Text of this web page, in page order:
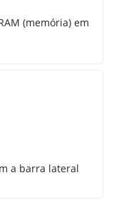
(memória) em
a barra lateral